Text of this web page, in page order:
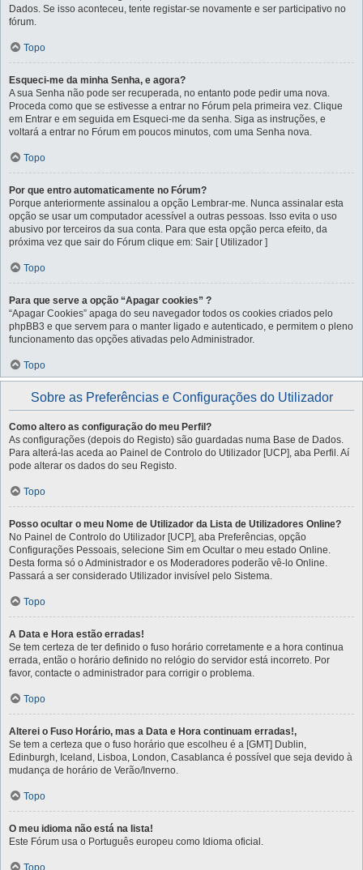
Dados. Se isso aconteceu, tente registar-se novamente e ser participativo no
fórum.
Topo
Esqueci-me da minha Senha, e agora?
A sua Senha não pode ser recuperada, no entanto pode pedir uma nova.
Proceda como que se estivesse a entrar no Fórum pela primeira vez. Clique
em Entrar e em seguida em Esqueci-me da senha. Siga as instruções, e
voltará a entrar no Fórum em poucos minutos, com uma Senha nova.
Topo
Por que entro automaticamente no Fórum?
Porque anteriormente assinalou a opção Lembrar-me. Nunca assinalar esta
opção se usar um computador acessível a outras pessoas. Isso evita o uso
abusivo por terceiros da sua conta. Para que esta opção perca efeito, da
próxima vez que sair do Fórum clique em: Sair [ Utilizador ]
Topo
Para que serve a opção “Apagar cookies” ?
“Apagar Cookies” apaga do seu navegador todos os cookies criados pelo
phpBB3 e que servem para o manter ligado e autenticado, e permitem o pleno
funcionamento das opções ativadas pelo Administrador.
Topo
Sobre as Preferências e Configurações do Utilizador
Como altero as configuração do meu Perfil?
As configurações (depois do Registo) são guardadas numa Base de Dados.
Para alterá-las aceda ao Painel de Controlo do Utilizador [UCP], aba Perfil. Aí
pode alterar os dados do seu Registo.
Topo
Posso ocultar o meu Nome de Utilizador da Lista de Utilizadores Online?
No Painel de Controlo do Utilizador [UCP], aba Preferências, opção
Configurações Pessoais, selecione Sim em Ocultar o meu estado Online.
Desta forma só o Administrador e os Moderadores poderão vê-lo Online.
Passará a ser considerado Utilizador invisível pelo Sistema.
Topo
A Data e Hora estão erradas!
Se tem certeza de ter definido o fuso horário corretamente e a hora continua
errada, então o horário definido no relógio do servidor está incorreto. Por
favor, contacte o administrador para corrigir o problema.
Topo
Alterei o Fuso Horário, mas a Data e Hora continuam erradas!,
Se tem a certeza que o fuso horário que escolheu é a [GMT] Dublin,
Edinburgh, Iceland, Lisboa, London, Casablanca é possível que seja devido à
mudança de horário de Verão/Inverno.
Topo
O meu idioma não está na lista!
Este Fórum usa o Português europeu como Idioma oficial.
Topo